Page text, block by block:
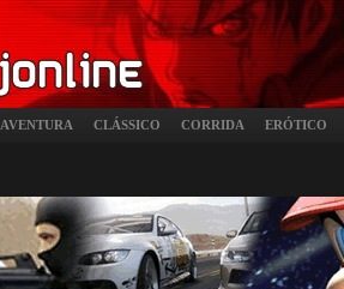
AVENTURA CLÁSSICO CORRIDA ERÓTICO